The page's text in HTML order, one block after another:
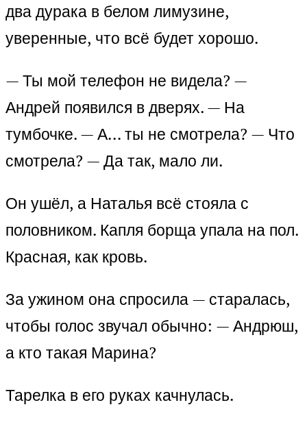
два дурака в белом лимузине,
уверенные, что всё будет хорошо.
— Ты мой телефон не видела? —
Андрей появился в дверях. — На
тумбочке. — А… ты не смотрела? — Что
смотрела? — Да так, мало ли.
Он ушёл, а Наталья всё стояла с
половником. Капля борща упала на пол.
Красная, как кровь.
За ужином она спросила — старалась,
чтобы голос звучал обычно: — Андрюш,
а кто такая Марина?
Тарелка в его руках качнулась.